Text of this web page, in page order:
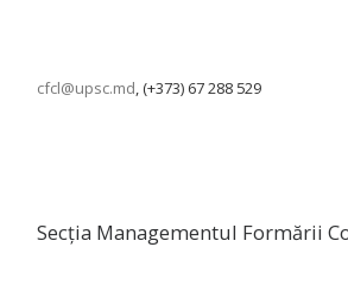
cfcl@upsc.md, (+373) 67 288 529
Secția Managementul Formării